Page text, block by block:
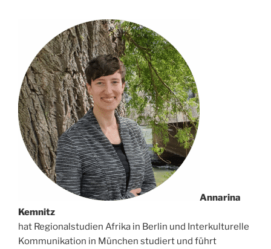
Annarina
Kemnitz
hat Regionalstudien Afrika in Berlin und Interkulturelle
Kommunikation in München studiert und führt